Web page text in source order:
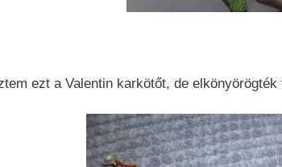
ezt a Valentin karkötőt, de